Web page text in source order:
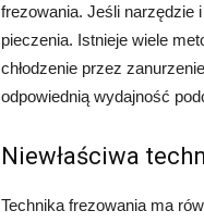
frezowania. Jeśli narzędzie
pieczenia. Istnieje wiele
chłodzenie przez
odpowiednią wydajność
Niewłaściwa
Technika frezowania ma